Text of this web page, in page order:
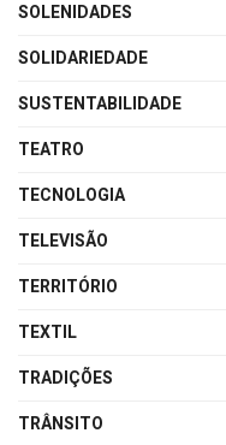
SOLENIDADES
SOLIDARIEDADE
SUSTENTABILIDADE
TEATRO
TECNOLOGIA
TELEVISÃO
TERRITÓRIO
TEXTIL
TRADIÇÕES
TRÂNSITO